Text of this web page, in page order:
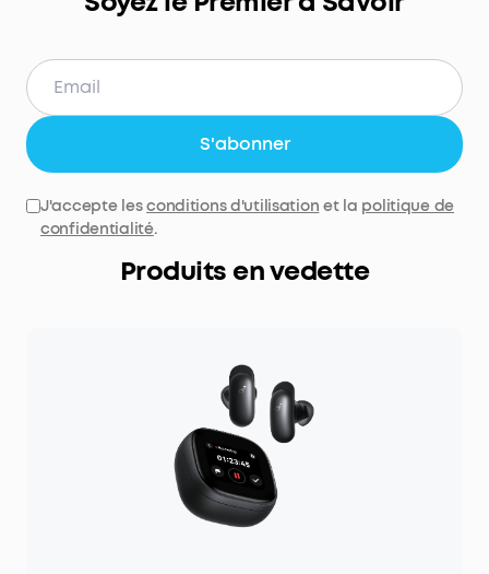
S'abonner
J'accepte lesconditions d'utilisation et la politique de
confidentialité.
Produits en vedette